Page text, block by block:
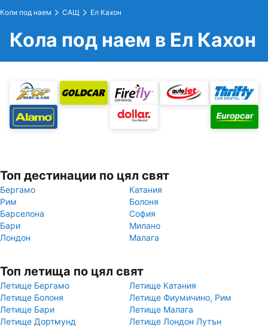
Коли под наем САЩ Ел Кахон
Кола под наем в Ел Кахон
Топ дестинации по цял свят
Бергамо
Катания
Рим
Болоня
Барселона
София
Бари
Милано
Лондон
Малага
Топ летища по цял свят
Летище Бергамо
Летище Катания
Летище Болоня
Летище Фиумичино, Рим
Летище Бари
Летище Малага
Летище Дортмунд
Летище Лондон Лутън